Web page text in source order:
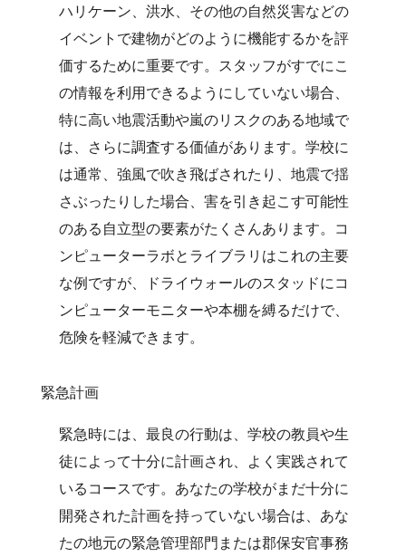
ハリケーン、洪水、その他の自然災害などの
イベントで建物がどのように機能するかを評
価するために重要です。スタッフがすでにこ
の情報を利用できるようにしていない場合、
特に高い地震活動や嵐のリスクのある地域で
は、さらに調査する価値があります。学校に
は通常、強風で吹き飛ばされたり、地震で揺
さぶったりした場合、害を引き起こす可能性
のある自立型の要素がたくさんあります。コ
ンピューターラボとライブラリはこれの主要
な例ですが、ドライウォールのスタッドにコ
ンピューターモニターや本棚を縛るだけで、
危険を軽減できます。
緊急計画
緊急時には、最良の行動は、学校の教員や生
徒によって十分に計画され、よく実践されて
いるコースです。あなたの学校がまだ十分に
開発された計画を持っていない場合は、あな
たの地元の緊急管理部門または郡保安官事務